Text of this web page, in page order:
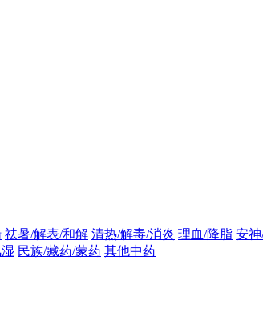
祛暑/解表/和解 清热/解毒/消炎 理血/降脂 安神
民族/藏药/蒙药 其他中药